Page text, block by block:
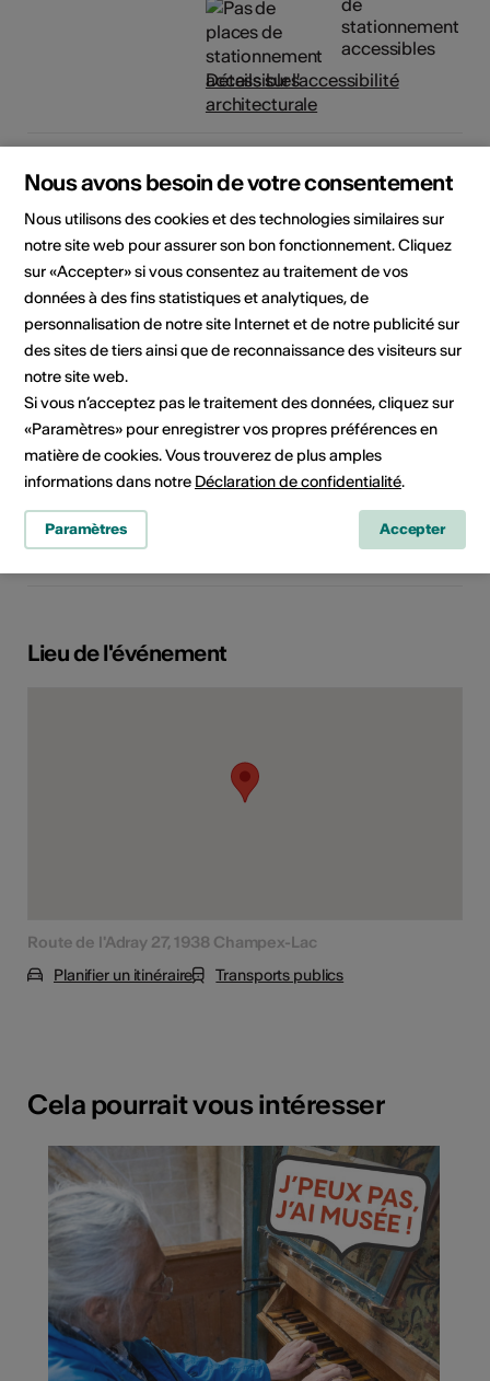
stationnement
accessibles
Détails sur l'accessibilité
architecturale
Alpe
Route de l'Adray 27
1938 Champex-Lac
Téléphone 027 783 12 17
Réservations 027 783 12 17
E-Mail
Site Internet
Domaine
Type d'événement
Visite guidée
Classe d'âge
Lieu de l'événement
Route de l'Adray 27, 1938 Champex-Lac
Planifier un itinéraire
Transports publics
Cela pourrait vous intéresser
Nous avons besoin de votre consentement
Nous utilisons des cookies et des technologies similaires sur
notre site web pour assurer son bon fonctionnement. Cliquez
sur «Accepter» si vous consentez au traitement de vos
données à des fins statistiques et analytiques, de
personnalisation de notre site Internet et de notre publicité sur
des sites de tiers ainsi que de reconnaissance des visiteurs sur
notre site web.
Si vous n’acceptez pas le traitement des données, cliquez sur
«Paramètres» pour enregistrer vos propres préférences en
matière de cookies. Vous trouverez de plus amples
informations dans notre Déclaration de confidentialité.
Paramètres Accepter